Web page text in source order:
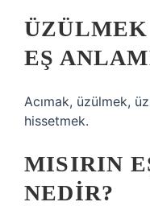
EŞ
Acımak, üzülmek,
hissetmek.
MISIRIN
NEDIR?